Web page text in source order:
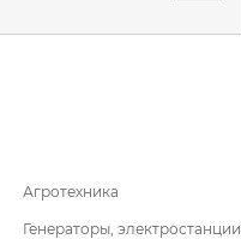
Агротехника
Генераторы, электростанции